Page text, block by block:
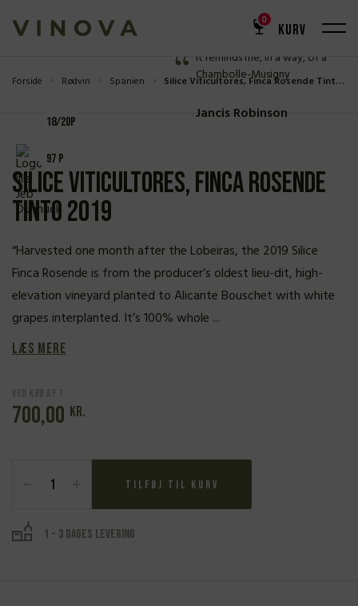
KURV
0
Forside Rødvin Spanien Silice Viticultores, Finca Rosende Tinto 2019
18/20P
97 P
ANMELDELSE
It reminds me, in a way, of a
Chambolle-Musigny
Jancis Robinson
Silice Viticultores, Finca Rosende
Tinto 2019
“Harvested one month after the Lobeiras, the 2019 Silice
Finca Rosende is from the producer’s oldest lieu-dit, high-
elevation vineyard planted to Alicante Bouschet with white
grapes interplanted. It’s 100% whole ...
Læs mere
700,00 kr.
Viticultores,
Tinto
2019
Tilføj til kurv
1 - 3 dages levering